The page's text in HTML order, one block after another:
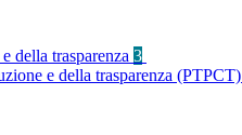
della trasparenza 3
e della trasparenza (PTPCT)